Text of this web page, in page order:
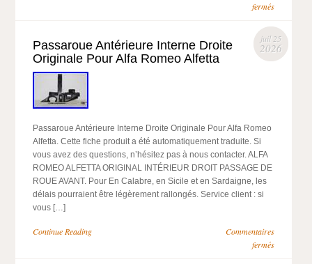
fermés
juil 25
2026
Passaroue Antérieure Interne Droite
Originale Pour Alfa Romeo Alfetta
Passaroue Antérieure Interne Droite Originale Pour Alfa Romeo
Alfetta. Cette fiche produit a été automatiquement traduite. Si
vous avez des questions, n’hésitez pas à nous contacter. ALFA
ROMEO ALFETTA ORIGINAL INTÉRIEUR DROIT PASSAGE DE
ROUE AVANT. Pour En Calabre, en Sicile et en Sardaigne, les
délais pourraient être légèrement rallongés. Service client : si
vous […]
Continue Reading
Commentaires
fermés